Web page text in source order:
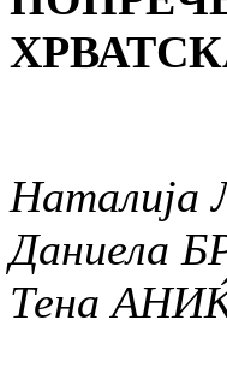
Даниела
Тена